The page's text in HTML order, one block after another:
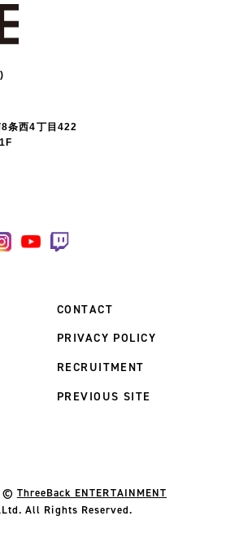
条西4丁目422
CONTACT
PRIVACY POLICY
RECRUITMENT
PREVIOUS SITE
© ThreeBack ENTERTAINMENT
All Rights Reserved.